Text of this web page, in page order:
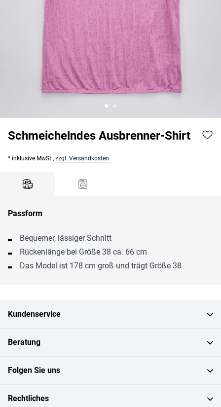
Schmeichelndes Ausbrenner-Shirt
* inklusive MwSt., zzgl. Versandkosten
Passform
Bequemer, lässiger Schnitt
Rückenlänge bei Größe 38 ca. 66 cm
Das Model ist 178 cm groß und trägt Größe 38
Kundenservice
Beratung
Folgen Sie uns
Rechtliches